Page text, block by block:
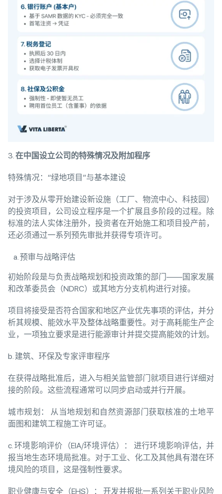
3.在中国设立公司的特殊情况及附加程序
特殊情况：“绿地项目”与基本建设
对于涉及从零开始建设新设施（工厂、物流中心、科技园）
的投资项目，公司设立程序是一个扩展且多阶段的过程。除
标准的法人实体注册外，投资者在开始施工和项目投产前，
还必须通过一系列预先审批并获得专项许可。
预审与战略评估
初始阶段是与负责战略规划和投资政策的部门——国家发展
和改革委员会（NDRC）或其地方分支机构进行对接。
项目将接受是否符合国家和地区产业优先事项的评估，并分
析其规模、能效水平及整体战略重要性。对于高耗能生产企
业，一项独立要求是进行能源审计并提交提高能效的计划。
b. 建筑、环保及专家评审程序
在获得战略批准后，进入与相关监管部门就项目进行详细对
接的阶段。这些流程通常可以同步启动或并行开展。
城市规划： 从当地规划和自然资源部门获取核准的土地平
面图和建筑工程施工许可证。
c. 环境影响评价（EIA/环境评估）： 进行环境影响评估，并
报当地生态环境局批准。对于工业、化工及其他具有潜在环
境风险的项目，这是强制性要求。
职业健康与安全（EHS）： 开发并报批一系列关于职业风险